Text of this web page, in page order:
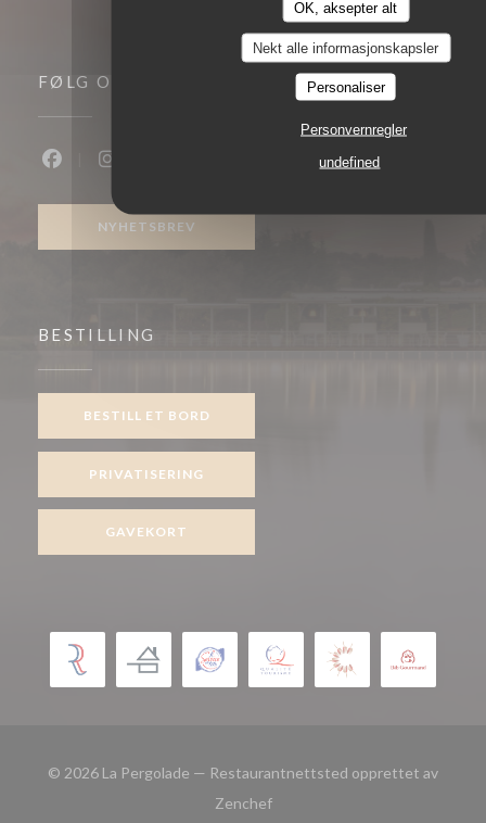
OK, aksepter alt
Nekt alle informasjonskapsler
Personaliser
Personvernregler
undefined
FØLG OSS
Facebook ((åpner i et nytt vindu))
Instagram ((åpner i et nytt vindu))
NYHETSBREV
BESTILLING
BESTILL ET BORD
PRIVATISERING
GAVEKORT
© 2026 La Pergolade — Restaurantnettsted opprettet av
Zenchef((åpner i et nytt vindu))